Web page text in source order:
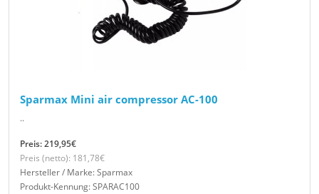
Sparmax Mini air compressor AC-100
..
Preis: 219,95€
Preis (netto): 181,78€
Hersteller / Marke: Sparmax
Produkt-Kennung: SPARAC100